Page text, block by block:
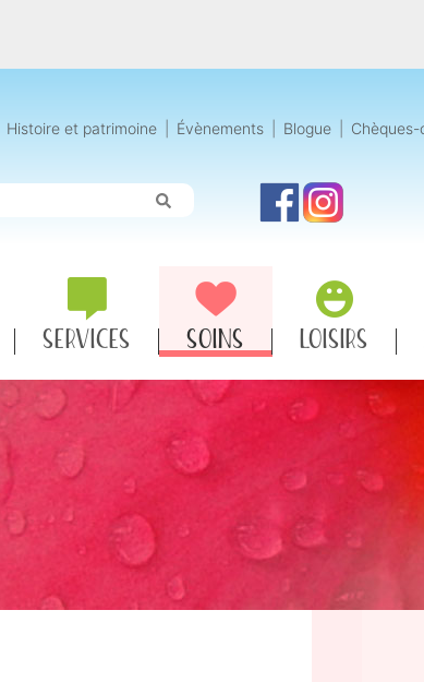
Histoire et patrimoine Évènements Blogue
SERVICES SOINS LOISIRS